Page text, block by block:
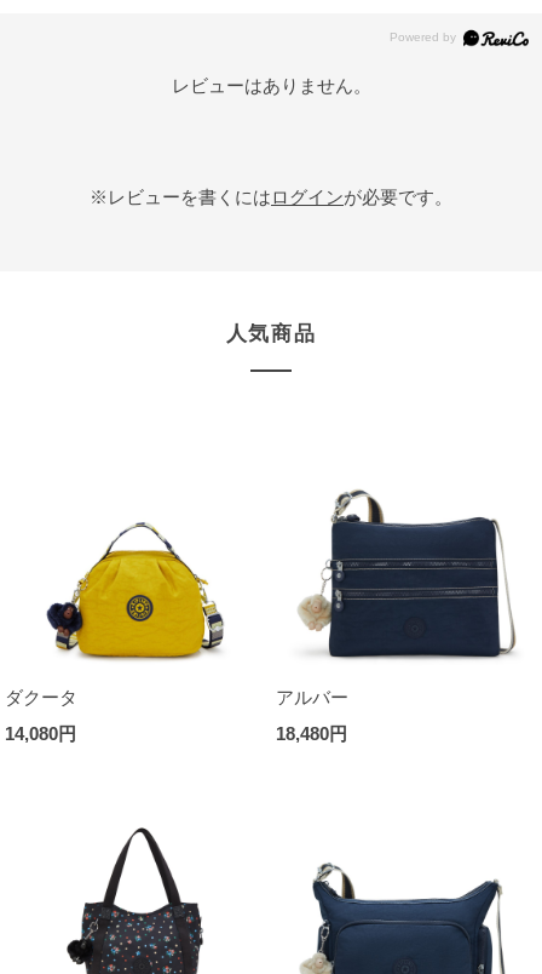
レビューはありません。
※レビューを書くにはログインが必要です。
人気商品
ダクータ
14,080円
アルバー
18,480円